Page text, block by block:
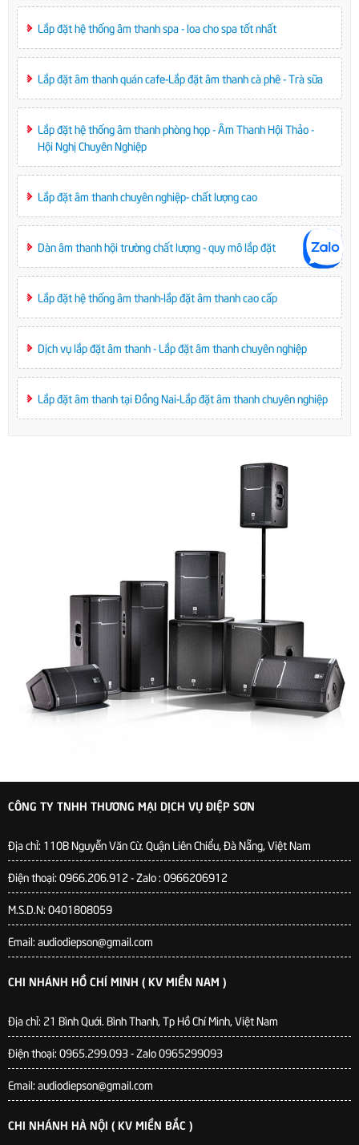
Lắp đặt hệ thống âm thanh spa - loa cho spa tốt nhất
Lắp đặt âm thanh quán cafe-Lắp đặt âm thanh cà phê - Trà sữa
Lắp đặt hệ thống âm thanh phòng họp - Âm Thanh Hội Thảo -
Hội Nghị Chuyên Nghiệp
Lắp đặt âm thanh chuyên nghiệp- chất lượng cao
Dàn âm thanh hội trường chất lượng - quy mô lắp đặt
Lắp đặt hệ thống âm thanh-lắp đặt âm thanh cao cấp
Dịch vụ lắp đặt âm thanh - Lắp đặt âm thanh chuyên nghiệp
Lắp đặt âm thanh tại Đồng Nai-Lắp đặt âm thanh chuyên nghiệp
CÔNG TY TNHH THƯƠNG MẠI DỊCH VỤ ĐIỆP SƠN
Địa chỉ: 110B Nguyễn Văn Cừ. Quận Liên Chiểu, Đà Nẵng, Việt Nam
Điện thoại: 0966.206.912 - Zalo : 0966206912
M.S.D.N: 0401808059
Email: audiodiepson@gmail.com
CHI NHÁNH HỒ CHÍ MINH ( KV MIỀN NAM )
Địa chỉ: 21 Bình Quới. Bình Thanh, Tp Hồ Chí Minh, Việt Nam
Điện thoại: 0965.299.093 - Zalo 0965299093
Email: audiodiepson@gmail.com
CHI NHÁNH HÀ NỘI ( KV MIỀN BẮC )